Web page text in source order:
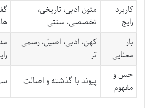
کاربرد
رایج
متون ادبی، تاریخی،
تخصصی، سنتی
بار
معنایی
کهن، ادبی، اصیل، رسمی
تر
حس و
مفهوم
پیوند با گذشته و اصالت